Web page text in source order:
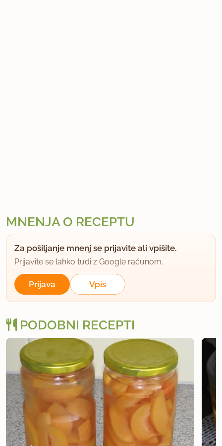
MNENJA O RECEPTU
Za pošiljanje mnenj se prijavite ali vpišite.
Prijavite se lahko tudi z Google računom.
Prijava Vpis
PODOBNI RECEPTI